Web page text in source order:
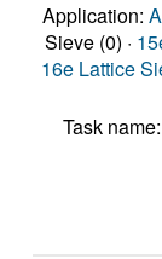
Application:
Sieve (0) ·
16e Lattice
Task name: